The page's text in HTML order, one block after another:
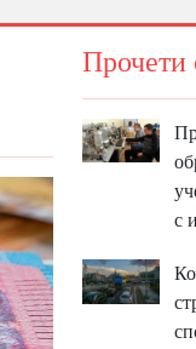
Прочети
с